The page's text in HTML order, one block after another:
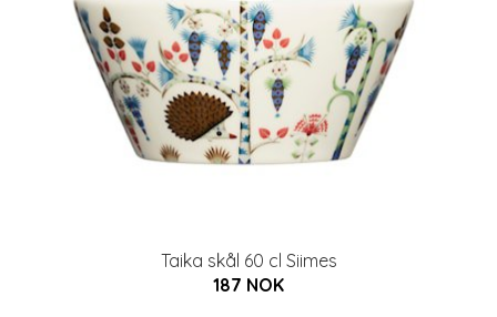
Taika skål 60 cl Siimes
187 NOK